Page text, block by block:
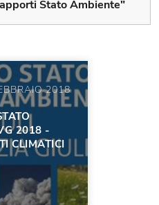
Stato Ambiente"
2018
2018 -
CLIMATICI